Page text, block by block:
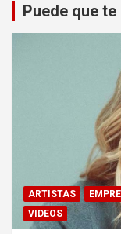
Puede que
ARTISTAS
VIDEOS